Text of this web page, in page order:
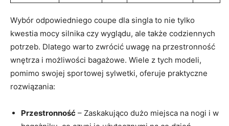
Wybór odpowiedniego coupe dla singla to nie⁤ tylko
kwestia mocy silnika czy wyglądu, ale także codziennych⁢
potrzeb. Dlatego warto ‍zwrócić uwagę na przestronność
wnętrza i‍ możliwości bagażowe. Wiele⁢ z tych modeli,
pomimo swojej sportowej sylwetki, oferuje praktyczne
rozwiązania:
Przestronność – Zaskakująco dużo‍ miejsca ‍na nogi i w